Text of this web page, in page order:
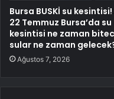
Bursa BUSKİ su kesintisi!
22 Temmuz Bursa’da su
kesintisi ne zaman
sular ne zaman
Ağustos 7, 2026